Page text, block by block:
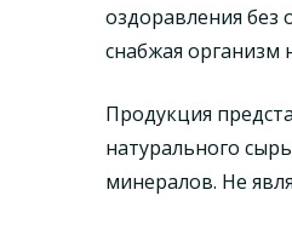
оздоравления без
снабжая
Продукция
натурального
минералов. Не